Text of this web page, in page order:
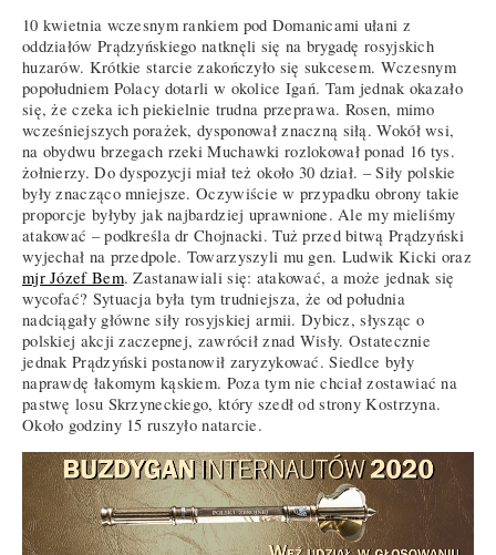
10 kwietnia wczesnym rankiem pod Domanicami ułani z
oddziałów Prądzyńskiego natknęli się na brygadę rosyjskich
huzarów. Krótkie starcie zakończyło się sukcesem. Wczesnym
popołudniem Polacy dotarli w okolice Igań. Tam jednak okazało
się, że czeka ich piekielnie trudna przeprawa. Rosen, mimo
wcześniejszych porażek, dysponował znaczną siłą. Wokół wsi,
na obydwu brzegach rzeki Muchawki rozlokował ponad 16 tys.
żołnierzy. Do dyspozycji miał też około 30 dział. – Siły polskie
były znacząco mniejsze. Oczywiście w przypadku obrony takie
proporcje byłyby jak najbardziej uprawnione. Ale my mieliśmy
atakować – podkreśla dr Chojnacki. Tuż przed bitwą Prądzyński
wyjechał na przedpole. Towarzyszyli mu gen. Ludwik Kicki oraz
mjr Józef Bem. Zastanawiali się: atakować, a może jednak się
wycofać? Sytuacja była tym trudniejsza, że od południa
nadciągały główne siły rosyjskiej armii. Dybicz, słysząc o
polskiej akcji zaczepnej, zawrócił znad Wisły. Ostatecznie
jednak Prądzyński postanowił zaryzykować. Siedlce były
naprawdę łakomym kąskiem. Poza tym nie chciał zostawiać na
pastwę losu Skrzyneckiego, który szedł od strony Kostrzyna.
Około godziny 15 ruszyło natarcie.